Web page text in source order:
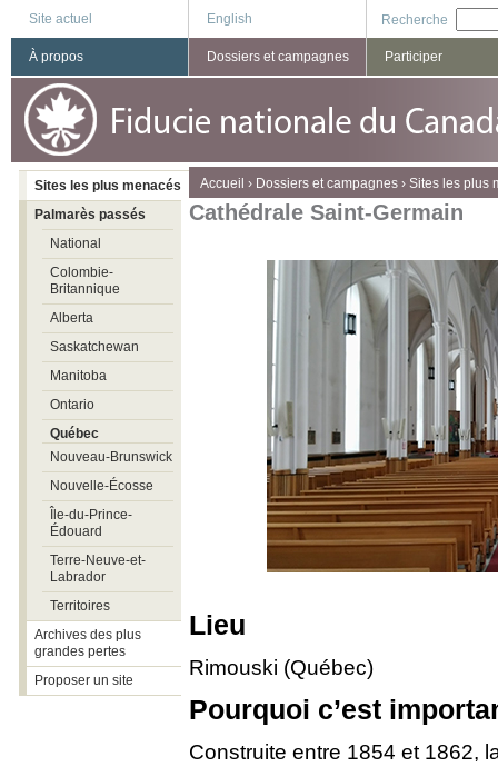
Site actuel English Recherche
You are here
Accueil › Dossiers et campagnes › Sites les plus
Cathédrale Saint-Germain
Lieu
Rimouski (Québec)
Pourquoi c’est
Construite entre 1854 et 1862,
À propos Dossiers et campagnes Participer
Sites les plus menacés
Palmarès passés
National
Colombie-
Britannique
Alberta
Saskatchewan
Manitoba
Ontario
Québec
Nouveau-Brunswick
Nouvelle-Écosse
Île-du-Prince-
Édouard
Terre-Neuve-et-
Labrador
Territoires
Archives des plus
grandes pertes
Proposer un site